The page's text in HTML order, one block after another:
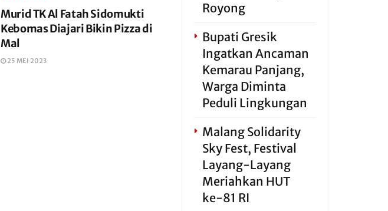
Murid TK Al Fatah Sidomukti
Kebomas Diajari Bikin Pizza di
Mal
25 MEI 2023
Royong
Bupati Gresik
Ingatkan Ancaman
Kemarau Panjang,
Warga Diminta
Peduli Lingkungan
Malang Solidarity
Sky Fest, Festival
Layang-Layang
Meriahkan HUT
ke-81 RI